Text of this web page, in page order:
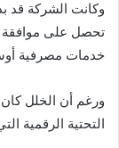
خدمات مصرفية
ورغم أن الخلل كان
التحتية الرقمية